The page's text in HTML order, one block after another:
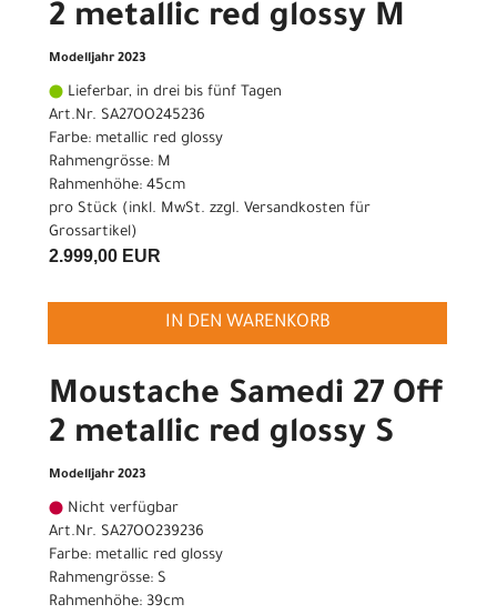
2 metallic red glossy M
Modelljahr 2023
Lieferbar, in drei bis fünf Tagen
Art.Nr. SA27OO245236
Farbe: metallic red glossy
Rahmengrösse: M
Rahmenhöhe: 45cm
pro Stück (inkl. MwSt. zzgl. Versandkosten für
Grossartikel)
2.999,00 EUR
IN DEN WARENKORB
Moustache Samedi 27 Off
2 metallic red glossy S
Modelljahr 2023
Nicht verfügbar
Art.Nr. SA27OO239236
Farbe: metallic red glossy
Rahmengrösse: S
Rahmenhöhe: 39cm